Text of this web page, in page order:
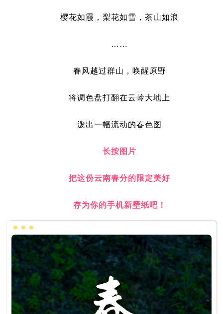
樱花如霞，梨花如雪，茶山如浪
……
春风越过群山，唤醒原野
将调色盘打翻在云岭大地上
泼出一幅流动的春色图
长按图片
把这份云南春分的限定美好
存为你的手机新壁纸吧！